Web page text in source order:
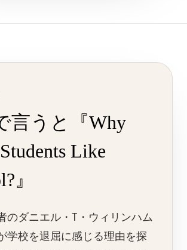
言うと『Why
Like
』
のダニエル・T・ウィリンハム
学校を退屈に感じる理由を探